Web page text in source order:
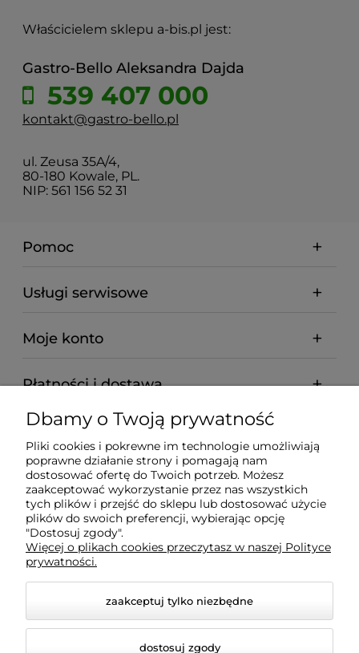
Właścicielem sklepu a-bis.pl jest:
Gastro-Bello Aleksandra Dajda
539 407 000
kontakt@gastro-bello.pl
ul. Zeusa 35A/4,
80-180 Kowale, PL.
NIP: 561 156 52 31
Pomoc
Usługi serwisowe
Moje konto
Płatności i dostawa
Informacje
O nas
Wyposażenie Gastronomii - Projekty Technologiczne -
Sklep Gastronomiczny - Serwis Sprzętu
Gastronomicznego | Gdańsk - Trójmiasto - Pomorskie
Dbamy o Twoją prywatność
Pliki cookies i pokrewne im technologie umożliwiają
poprawne działanie strony i pomagają nam
dostosować ofertę do Twoich potrzeb. Możesz
zaakceptować wykorzystanie przez nas wszystkich
tych plików i przejść do sklepu lub dostosować użycie
plików do swoich preferencji, wybierając opcję
"Dostosuj zgody".
Więcej o plikach cookies przeczytasz w naszej Polityce
prywatności.
zaakceptuj tylko niezbędne
dostosuj zgody